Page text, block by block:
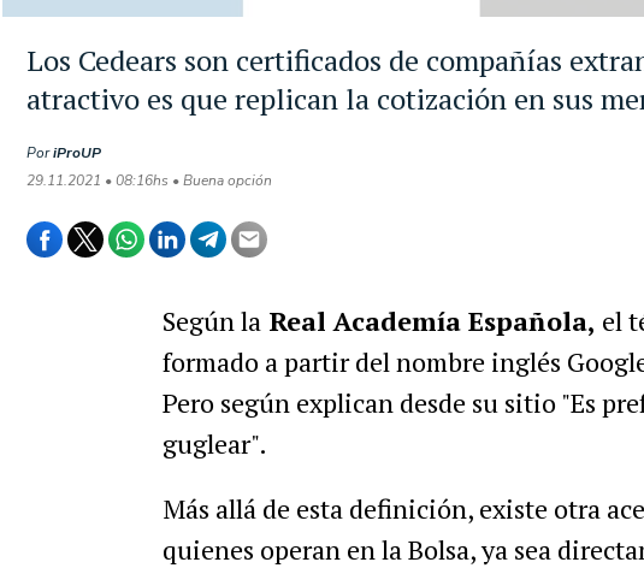
Los Cedears son certificados de compañías
atractivo es que replican la cotización en sus
PoriProUP
29.11.2021 • 08:16hs • Buena opción
Según laReal Academía Española, el
formado a partir del nombre inglés
Pero según explican desde su sitio "Es
guglear".
Más allá de esta definición, existe otra
quienes operan en la Bolsa, ya sea